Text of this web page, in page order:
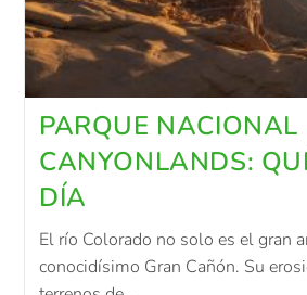
PARQUE NACIONAL
CANYONLANDS:
DÍA
El río Colorado no solo es el gran
conocidísimo Gran Cañón. Su